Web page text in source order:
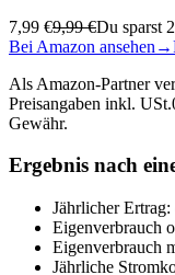
7,99 €9,99 €Du sparst
Bei Amazon ansehen →
Als Amazon-Partner
Preisangaben inkl.
Gewähr.
Ergebnis nach
Jährlicher Ertrag:
Eigenverbrauch
Eigenverbrauch
Jährliche